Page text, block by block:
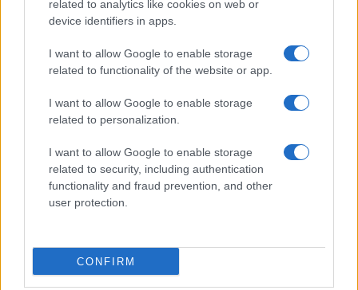
related to analytics like cookies on web or
device identifiers in apps.
I want to allow Google to enable storage
related to functionality of the website or app.
I want to allow Google to enable storage
related to personalization.
I want to allow Google to enable storage
related to security, including authentication
functionality and fraud prevention, and other
user protection.
CONFIRM
Infos Rédaction · 27 Août 2025
Redazione Online · 28 Fév 2025